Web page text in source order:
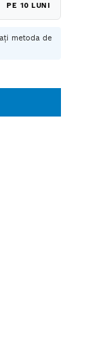
PE 10 LUNI
metoda de